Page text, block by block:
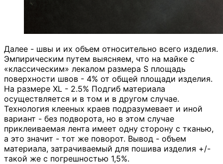
Далее - швы и их объем относительно всего изделия.
Эмпирическим путем выясняем, что на майке с
«классическим» лекалом размера S площадь
поверхности швов - 4% от общей площади изделия.
На размере XL - 2.5% Подгиб материала
осуществляется и в том и в другом случае.
Технология клееных краев подразумевает и иной
вариант - без подворота, но в этом случае
приклеиваемая лента имеет одну сторону с тканью,
а это значит - тот же поворот. Вывод - объем
материала, затрачиваемый для пошива изделия +/-
такой же с погрешностью 1,5%.